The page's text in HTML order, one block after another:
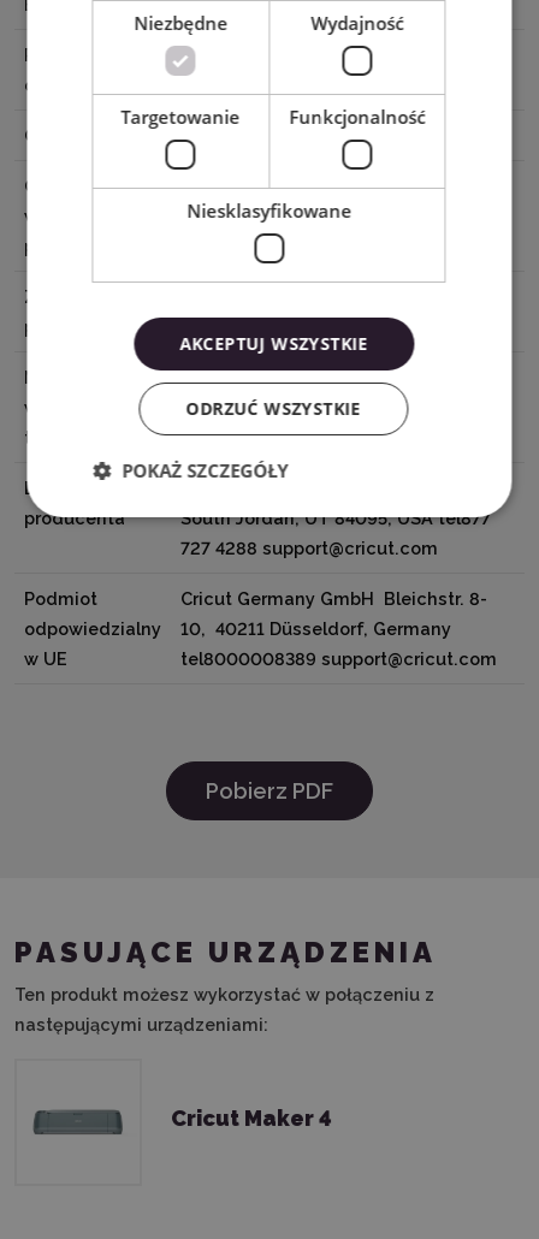
Klej aktywowany ciepłem
do zadruku
Nie
Cięcie Z matą, Bez maty
Czas
wgrzewania
prasą
30 sekund
Zdejmowanie
podkładu
wstępne
tkaniny
5 sekund
Dane
producenta
South Jordan, UT 84095, USA tel877
727 4288 support@cricut.com
Podmiot
odpowiedzialny
w UE
Cricut Germany GmbH Bleichstr. 8-
10, 40211 Düsseldorf, Germany
tel8000008389 support@cricut.com
Pobierz PDF
PASUJĄCE URZĄDZENIA
Ten produkt możesz wykorzystać w połączeniu z
następującymi urządzeniami:
Cricut Maker 4
Niezbędne Wydajność
Targetowanie Funkcjonalność
Niesklasyfikowane
AKCEPTUJ WSZYSTKIE
ODRZUĆ WSZYSTKIE
POKAŻ SZCZEGÓŁY